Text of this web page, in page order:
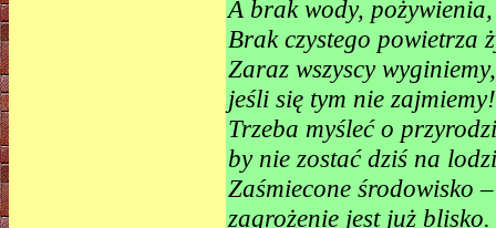
A brak wody, pożywienia,
Brak czystego powietrza
Zaraz wszyscy wyginiemy,
jeśli się tym nie zajmiemy!
Trzeba myśleć o
by nie zostać dziś na
Zaśmiecone środowisko –
zagrożenie jest już blisko.